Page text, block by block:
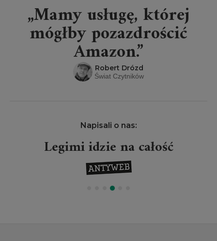
„Mamy usługę, której
mógłby pozazdrościć
Amazon.”
Robert Drózd
Świat Czytników
Napisali o nas:
Legimi idzie na całość